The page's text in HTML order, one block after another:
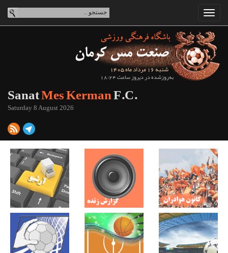
شنبه 16 مرداد ماه 1405
به‌روزشده در دیروز ساعت 18:24
SanatMes KermanF.C.
Saturday 8 August 2026